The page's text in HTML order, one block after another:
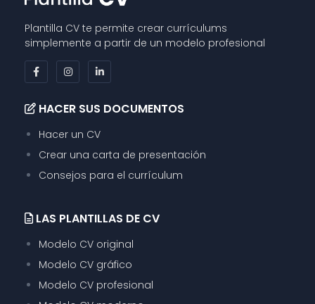
Plantilla CV te permite crear currículums
simplemente a partir de un modelo profesional
HACER SUS DOCUMENTOS
Hacer un CV
Crear una carta de presentación
Consejos para el currículum
LAS PLANTILLAS DE CV
Modelo CV original
Modelo CV gráfico
Modelo CV profesional